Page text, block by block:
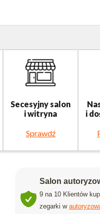
Secesyjny salon
i witryna
Sprawdź
i
Salon
9 na 10 Klientów
zegarki w